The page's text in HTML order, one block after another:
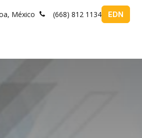
México (668) 812 1134 EDN